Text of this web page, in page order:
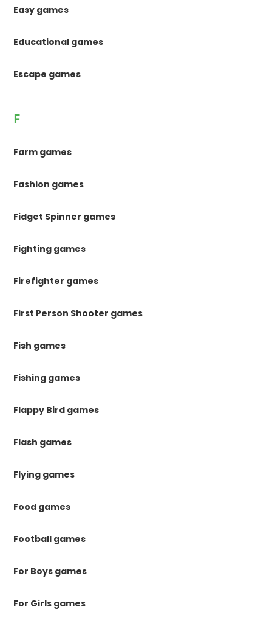
Easy games
Educational games
Escape games
F
Farm games
Fashion games
Fidget Spinner games
Fighting games
Firefighter games
First Person Shooter games
Fish games
Fishing games
Flappy Bird games
Flash games
Flying games
Food games
Football games
For Boys games
For Girls games